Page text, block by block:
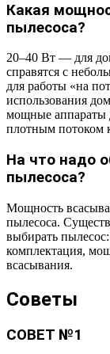
Какая
пылесоса?
20–40 Вт — для
справятся с
для работы «на
использования
мощные аппараты
плотным потоком
На что надо
пылесоса?
Мощность
пылесоса.
выбирать
комплектация,
всасывания.
Советы
СОВЕТ №1